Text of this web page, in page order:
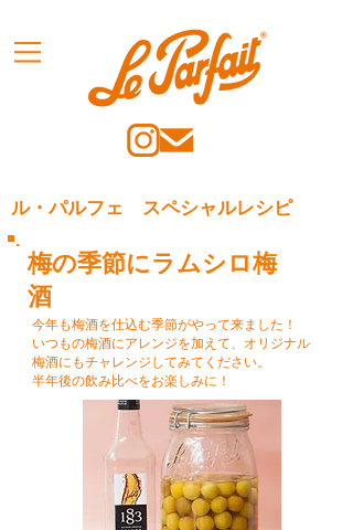
ル・パルフェ スペシャルレシピ
梅の季節にラムシロ梅
酒
今年も梅酒を仕込む季節がやって来ました！
いつもの梅酒にアレンジを加えて、オリジナル
梅酒にもチャレンジしてみてください。
半年後の飲み比べをお楽しみに！